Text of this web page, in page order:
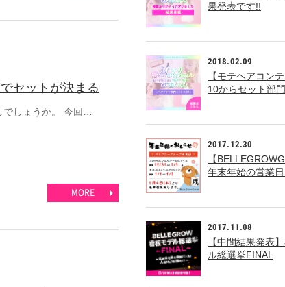
セットが決まる
しょうか。 今回…
MORE
果発表です!!
2018.02.09
【モテヘアコン
10からセット部
2017.12.30
【
年末年始の営業
2017.11.08
【中間結果発表
ル総選挙FINAL